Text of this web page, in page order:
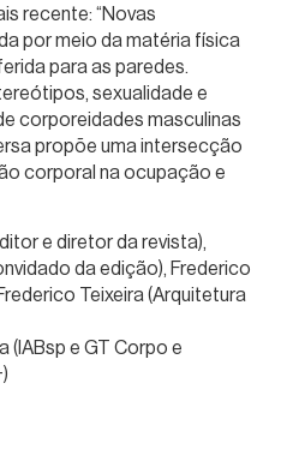
recente: “Novas
por meio da matéria física
para as paredes.
sexualidade e
corporeidades masculinas
propõe uma intersecção
corporal na ocupação e
e diretor da revista),
da edição), Frederico
Teixeira (Arquitetura
(IABsp e GT Corpo e